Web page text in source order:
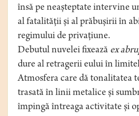
însă pe neașteptate intervine
al fatalității și al prăbușirii în
regimului de privațiune.
Debutul nuvelei fixează ex
dure al retragerii eului în
Atmosfera care dă tonalitatea
trasată în linii metalice și
împingă întreaga activitate și